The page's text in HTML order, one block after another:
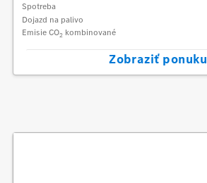
Spotreba
Dojazd na palivo
Emisie CO2 kombinované
Zobraziť ponuku